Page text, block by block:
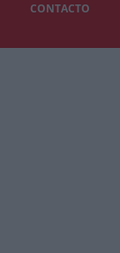
CONTACTO